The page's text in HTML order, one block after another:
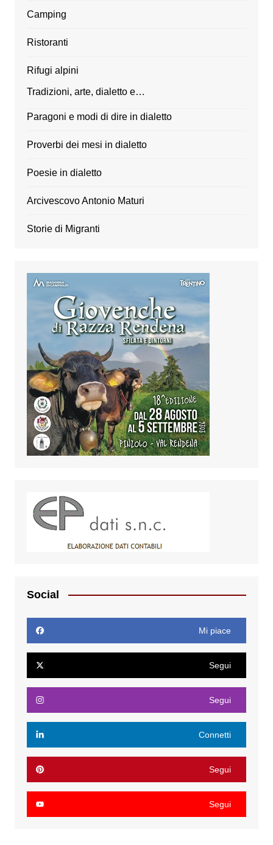
Camping
Ristoranti
Rifugi alpini
Tradizioni, arte, dialetto e…
Paragoni e modi di dire in dialetto
Proverbi dei mesi in dialetto
Poesie in dialetto
Arcivescovo Antonio Maturi
Storie di Migranti
Social
Mi piace
Segui
Segui
Connetti
Segui
Segui